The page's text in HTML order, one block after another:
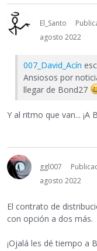
El_Santo
agosto 2022
007_David_Acín
Ansiosos por
llegar de Bond27
Y al ritmo que van... ¡A
ggl007
agosto 2022
El contrato de
con opción a dos más.
¡Ojalá les dé tiempo a